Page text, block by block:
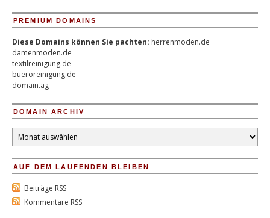
PREMIUM DOMAINS
Diese Domains können Sie pachten: herrenmoden.de
damenmoden.de
textilreinigung.de
bueroreinigung.de
domain.ag
DOMAIN ARCHIV
Domain
Archiv
AUF DEM LAUFENDEN BLEIBEN
Beiträge RSS
Kommentare RSS